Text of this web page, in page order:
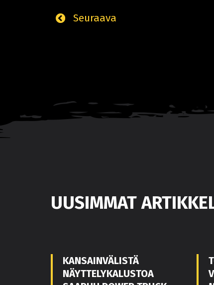
Seuraava
UUSIMMAT
KANSAINVÄLISTÄ
NÄYTTELYKALUSTOA